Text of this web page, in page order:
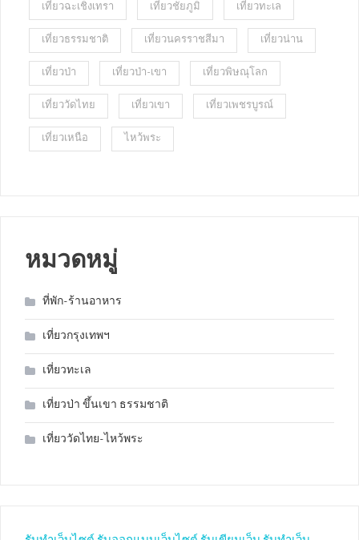
เที่ยวฉะเชิงเทรา เที่ยวชัยภูมิ เที่ยวทะเล
เที่ยวธรรมชาติ เที่ยวนครราชสีมา เที่ยวน่าน
เที่ยวป่า เที่ยวป่า-เขา เที่ยวพิษณุโลก
เที่ยววัดไทย เที่ยวเขา เที่ยวเพชรบูรณ์
เที่ยวเหนือ ไหว้พระ
หมวดหมู่
ที่พัก-ร้านอาหาร
เที่ยวกรุงเทพฯ
เที่ยวทะเล
เที่ยวป่า ขึ้นเขา ธรรมชาติ
เที่ยววัดไทย-ไหว้พระ